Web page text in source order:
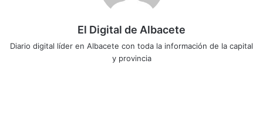
El Digital de Albacete
Diario digital líder en Albacete con toda la información de la capital
y provincia